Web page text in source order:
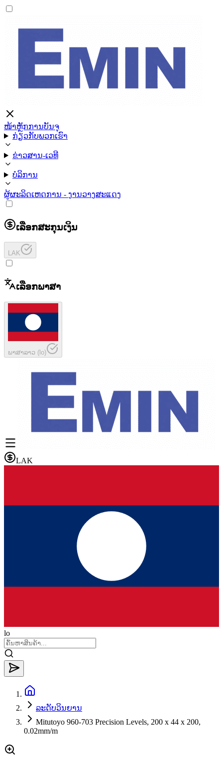
ໜ້າຫຼັກການບັນຈຸ
ກ່ຽວກັບພວກເຮົາ
ຂ່າວສານ-ເວທີ
ບໍລິການ
ຜູ້ຜະລິດເຫດການ - ງານວາງສະແດງ
ເລືອກສະກຸນເງິນ
LAK
ເລືອກພາສາ
ພາສາລາວ (lo)
LAK
lo
ລະດັບວິນຍານ
Mitutoyo 960-703 Precision Levels, 200 x 44 x 200,
0.02mm/m